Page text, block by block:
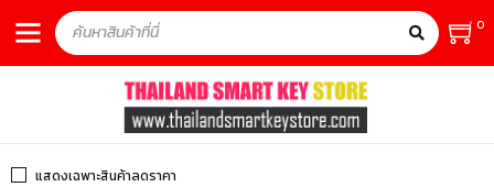
0
แสดงเฉพาะสินค้าลดราคา